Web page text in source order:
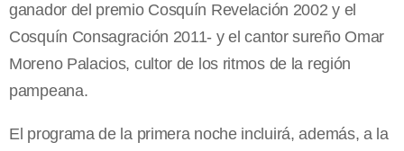
ganador del premio Cosquín Revelación 2002 y el
Cosquín Consagración 2011- y el cantor sureño Omar
Moreno Palacios, cultor de los ritmos de la región
pampeana.
El programa de la primera noche incluirá, además, a la